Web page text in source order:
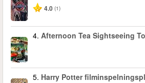
4.0 (1)
4. Afternoon Tea Sightseeing
5. Harry Potter